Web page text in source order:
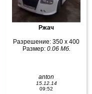
Ржач
Разрешение: 350 x 400
Размер: 0.06 Мб.
anton
15.12.14
09:52